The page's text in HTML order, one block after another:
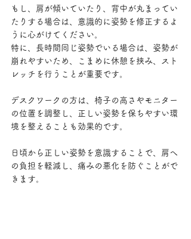
もし、肩が傾いていたり、背中が丸まってい
たりする場合は、意識的に姿勢を修正するよ
うに心がけてください。
特に、長時間同じ姿勢でいる場合は、姿勢が
崩れやすいため、こまめに休憩を挟み、スト
レッチを行うことが重要です。
デスクワークの方は、椅子の高さやモニター
の位置を調整し、正しい姿勢を保ちやすい環
境を整えることも効果的です。
日頃から正しい姿勢を意識することで、肩へ
の負担を軽減し、痛みの悪化を防ぐことがで
きます。